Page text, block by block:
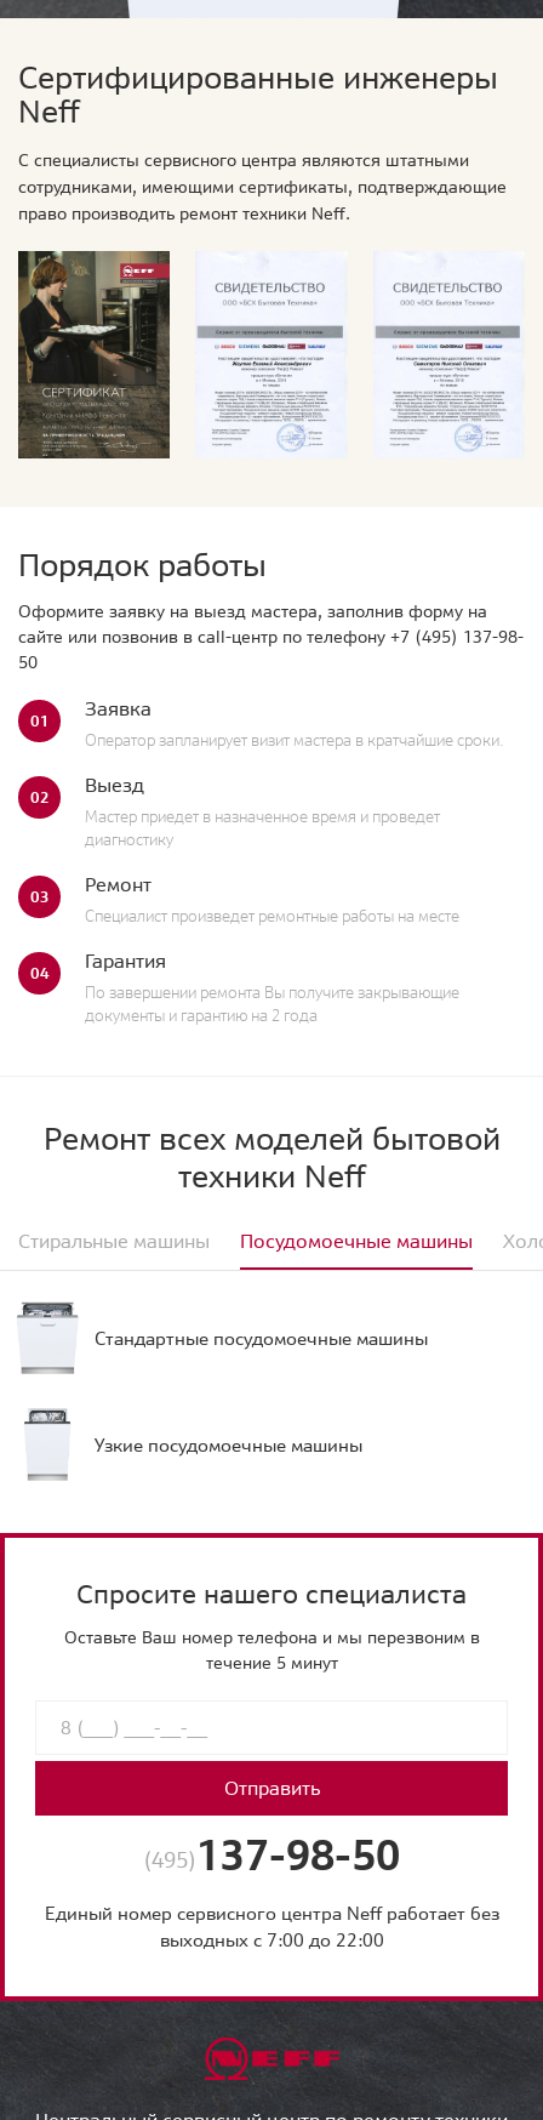
Сертифицированные инженеры
Neff
С специалисты сервисного центра являются штатными
сотрудниками, имеющими сертификаты, подтверждающие
право производить ремонт техники Neff.
Порядок работы
Оформите заявку на выезд мастера, заполнив форму на
сайте или позвонив в call-центр по телефону +7 (495) 137-98-
50
01 Заявка
Оператор запланирует визит мастера в кратчайшие сроки.
02 Выезд
Мастер приедет в назначенное время и проведет
диагностику
03 Ремонт
Специалист произведет ремонтные работы на месте
04 Гарантия
По завершении ремонта Вы получите закрывающие
документы и гарантию на 2 года
Ремонт всех моделей бытовой
техники Neff
Стиральные машины Посудомоечные машины
Стандартные посудомоечные машины
Узкие посудомоечные машины
Спросите нашего специалиста
Оставьте Ваш номер телефона и мы перезвоним в
течение 5 минут
Отправить
(495) 137-98-50
Единый номер сервисного центра Neff работает без
выходных с 7:00 до 22:00